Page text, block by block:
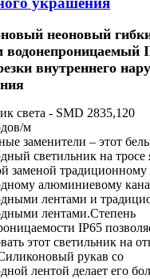
неоновый
водонепроницаемый
внутреннего
света - SMD 2835,120
м
заменители – этот
светильник на тросе
заменой традиционному
алюминиевому
лентами и
лентами.Степень
IP65
этот светильник на
рукав со
лентой делает его